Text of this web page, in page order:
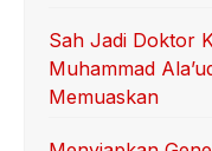
Sah Jadi Doktor
Muhammad
Memuaskan